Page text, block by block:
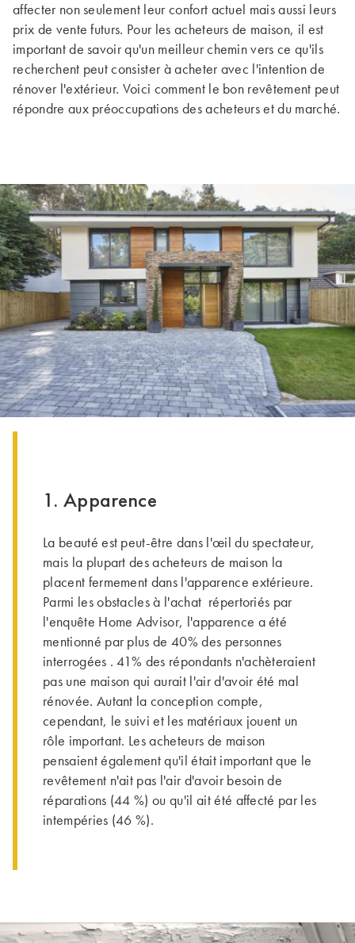
affecter non seulement leur confort actuel mais aussi leurs
prix de vente futurs. Pour les acheteurs de maison, il est
important de savoir qu'un meilleur chemin vers ce qu'ils
recherchent peut consister à acheter avec l'intention de
rénover l'extérieur. Voici comment le bon revêtement peut
répondre aux préoccupations des acheteurs et du marché.
1. Apparence
La beauté est peut-être dans l'œil du spectateur,
mais la plupart des acheteurs de maison la
placent fermement dans l'apparence extérieure.
Parmi les obstacles à l'achat répertoriés par
l'enquête Home Advisor, l'apparence a été
mentionné par plus de 40% des personnes
interrogées . 41% des répondants n'achèteraient
pas une maison qui aurait l'air d'avoir été mal
rénovée. Autant la conception compte,
cependant, le suivi et les matériaux jouent un
rôle important. Les acheteurs de maison
pensaient également qu'il était important que le
revêtement n'ait pas l'air d'avoir besoin de
réparations (44 %) ou qu'il ait été affecté par les
intempéries (46 %).